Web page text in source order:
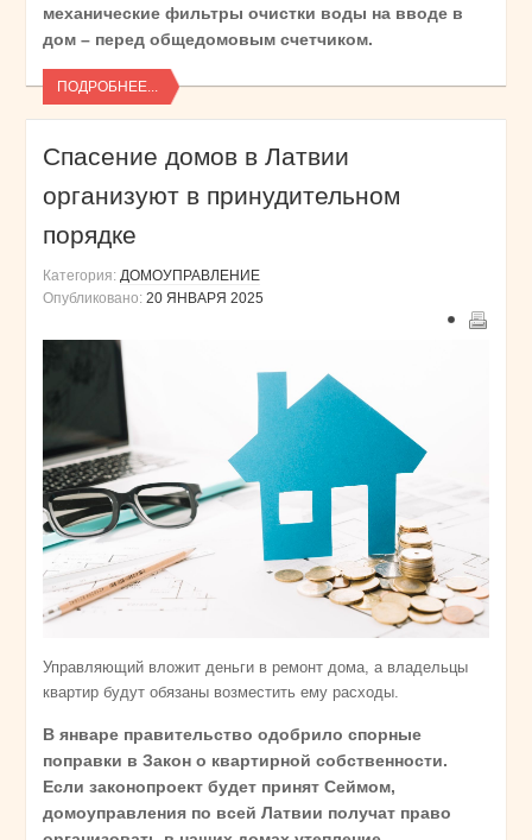
механические фильтры очистки воды на вводе в
дом – перед общедомовым счетчиком.
ПОДРОБНЕЕ...
Спасение домов в Латвии
организуют в принудительном
порядке
Категория: ДОМОУПРАВЛЕНИЕ
Опубликовано: 20 ЯНВАРЯ 2025
Управляющий вложит деньги в ремонт дома, а владельцы
квартир будут обязаны возместить ему расходы.
В январе правительство одобрило спорные
поправки в Закон о квартирной собственности.
Если законопроект будет принят Сеймом,
домоуправления по всей Латвии получат право